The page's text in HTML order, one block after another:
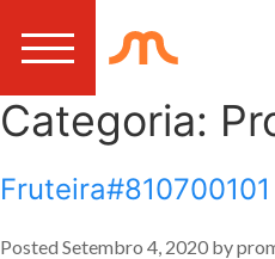
Categoria:
Fruteira#810700101
Posted Setembro 4, 2020 by